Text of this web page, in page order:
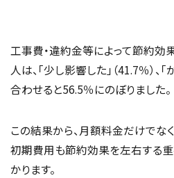
工事費・違約金等によって節約効
人は、「少し影響した」（41.7％）、
合わせると56.5％にのぼりました。
この結果から、月額料金だけでな
初期費用も節約効果を左右する
かります。